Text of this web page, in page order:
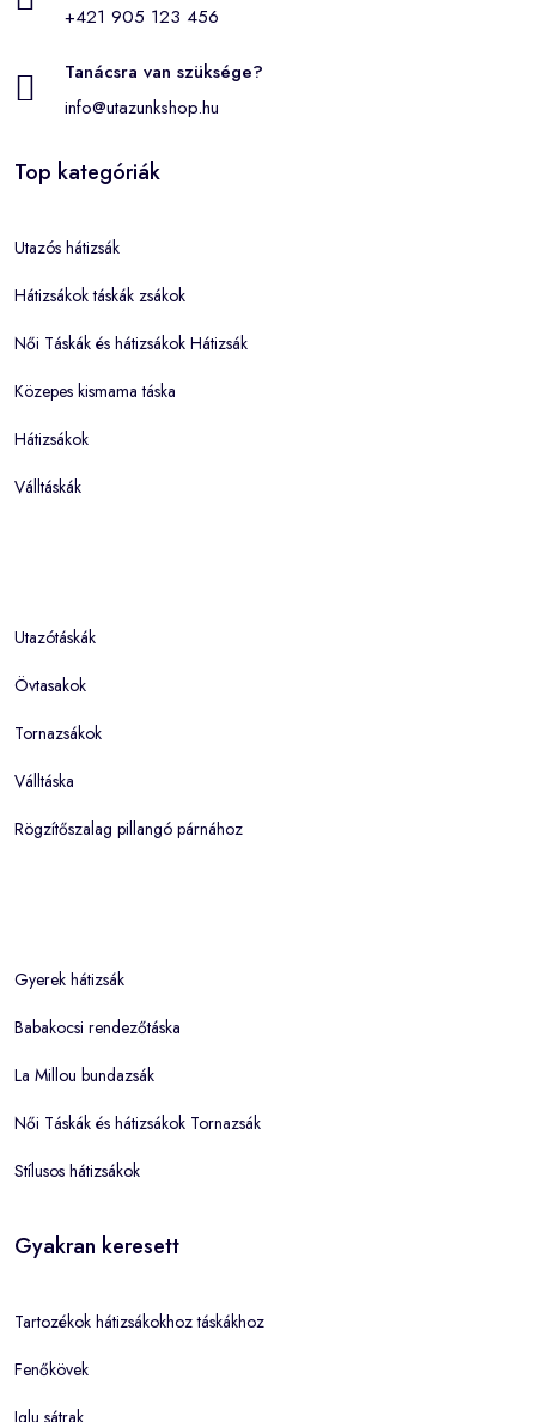
+421 905 123 456
Tanácsra van szüksége?
info@utazunkshop.hu
Top kategóriák
Utazós hátizsák
Hátizsákok táskák zsákok
Női Táskák és hátizsákok Hátizsák
Közepes kismama táska
Hátizsákok
Válltáskák
Utazótáskák
Övtasakok
Tornazsákok
Válltáska
Rögzítőszalag pillangó párnához
Gyerek hátizsák
Babakocsi rendezőtáska
La Millou bundazsák
Női Táskák és hátizsákok Tornazsák
Stílusos hátizsákok
Gyakran keresett
Tartozékok hátizsákokhoz táskákhoz
Fenőkövek
Iglu sátrak